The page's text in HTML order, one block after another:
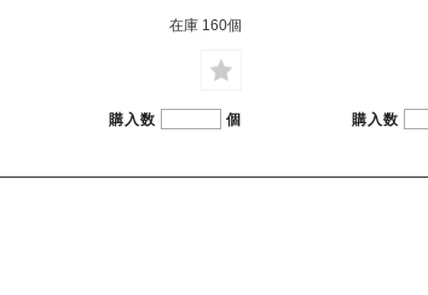
在庫 160個
購入数 個 購入数